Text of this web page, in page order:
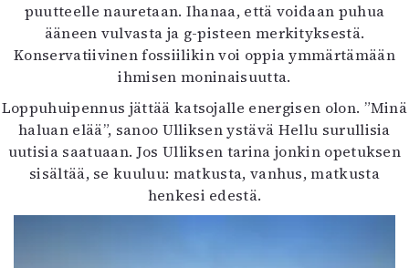
puutteelle nauretaan. Ihanaa, että voidaan puhua
ääneen vulvasta ja g-pisteen merkityksestä.
Konservatiivinen fossiilikin voi oppia ymmärtämään
ihmisen moninaisuutta.
Loppuhuipennus jättää katsojalle energisen olon. ”Minä
haluan elää”, sanoo Ulliksen ystävä Hellu surullisia
uutisia saatuaan. Jos Ulliksen tarina jonkin opetuksen
sisältää, se kuuluu: matkusta, vanhus, matkusta
henkesi edestä.